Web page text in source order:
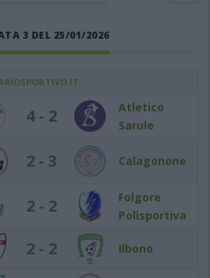
3 DEL 25/01/2026
4 - 2
Atletico
Sarule
2 - 3 Calagonone
2 - 2
Folgore
Polisportiva
2 - 2 Ilbono